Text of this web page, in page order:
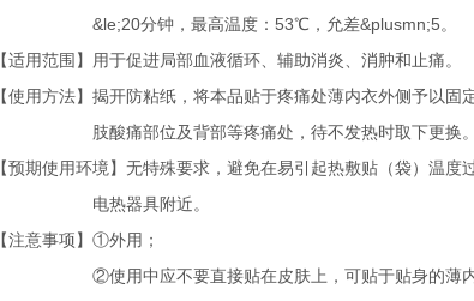
&le;20分钟，最高温度：53℃，允差&plusmn;5。
【适用范围】用于促进局部血液循环、辅助消炎、消肿和止痛。
【使用方法】揭开防粘纸，将本品贴于疼痛处薄内衣外侧予以固
肢酸痛部位及背部等疼痛处，待不发热时取下更换。
【预期使用环境】无特殊要求，避免在易引起热敷贴（袋）温度
电热器具附近。
【注意事项】①外用；
②使用中应不要直接贴在皮肤上，可贴于贴身的薄内衣